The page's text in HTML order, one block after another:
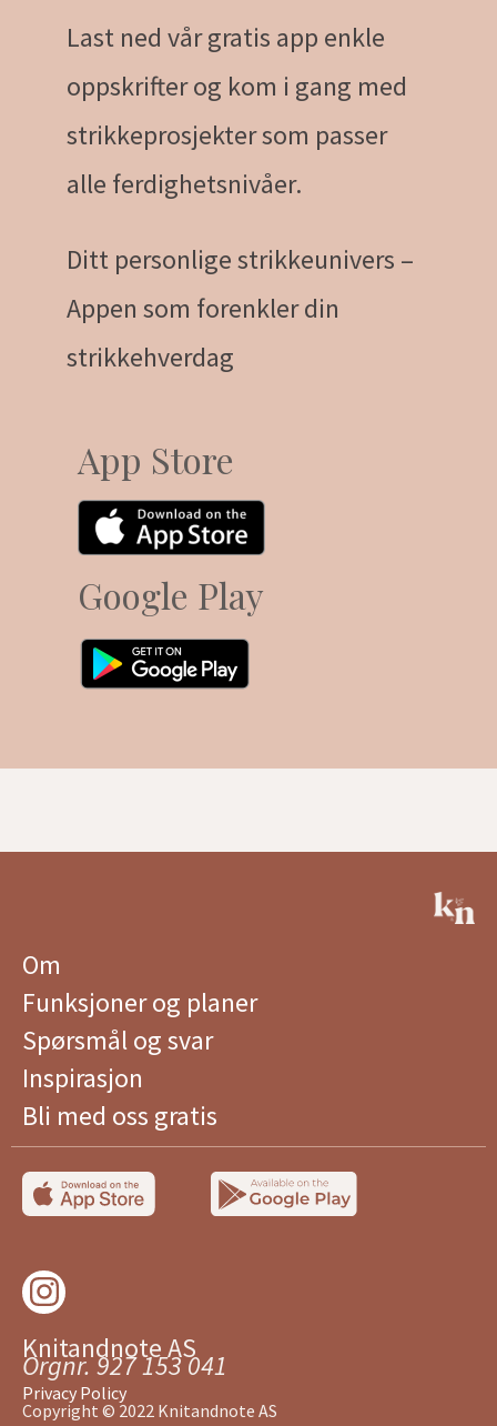
Last ned vår gratis app enkle
oppskrifter og kom i gang med
strikkeprosjekter som passer
alle ferdighetsnivåer.
Ditt personlige strikkeunivers –
Appen som forenkler din
strikkehverdag
App Store
Google Play
Om
Funksjoner og planer
Spørsmål og svar
Inspirasjon
Bli med oss ​​gratis
Knitandnote AS
Orgnr. 927 153 041
Privacy Policy
Copyright © 2022 Knitandnote AS